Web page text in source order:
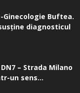
Buftea.
diagnosticul
– Strada Milano
un sens...